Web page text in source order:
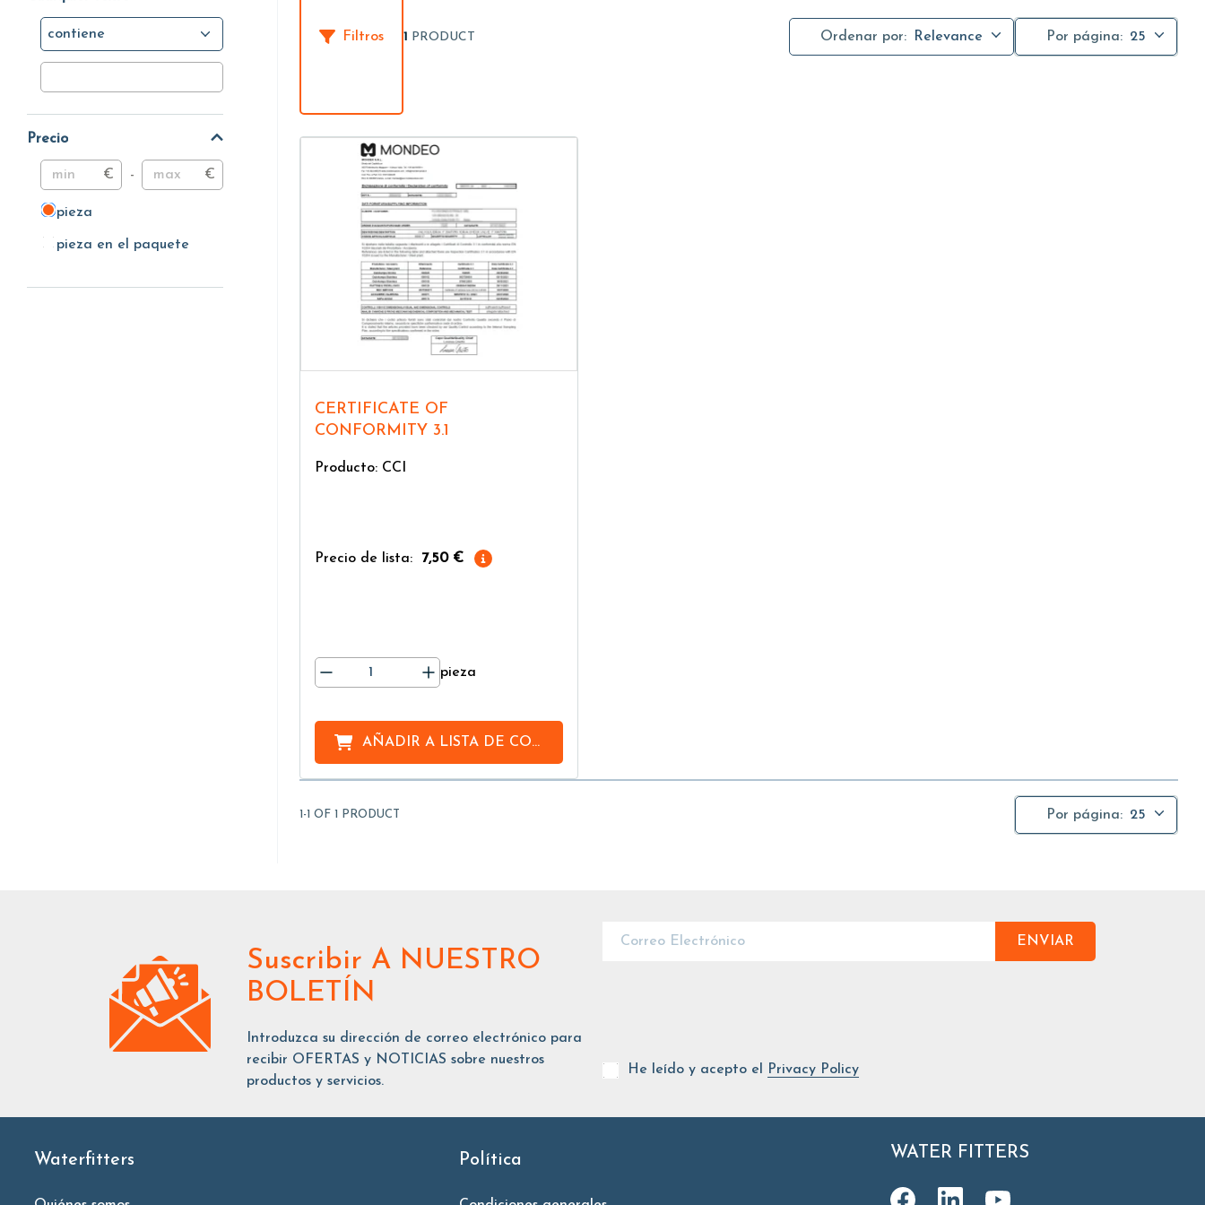
contiene
Precio
€ - €
piezapieza
pieza en el paquete
pieza en el paquete
Filtros 1 PRODUCT Ordenar por: Relevance Por página: 25
CERTIFICATE OF
CONFORMITY 3.1
Producto: CCI
Precio de lista: 7,50 €
pieza
AÑADIR A LISTA DE COMPRAS
1-1 OF 1 PRODUCT Por página: 25
Suscribir A NUESTRO
BOLETÍN
Introduzca su dirección de correo electrónico para
recibir OFERTAS y NOTICIAS sobre nuestros
productos y servicios.
ENVIAR
He leído y acepto el Privacy Policy
Waterfitters Política WATER FITTERS